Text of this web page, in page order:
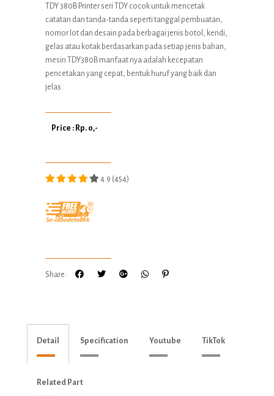
TDY 380B Printer seri TDY cocok untuk mencetak
catatan dan tanda-tanda seperti tanggal pembuatan,
nomor lot dan desain pada berbagai jenis botol, kendi,
gelas atau kotak berdasarkan pada setiap jenis bahan,
mesin TDY380B manfaat nya adalah kecepatan
pencetakan yang cepat, bentuk huruf yang baik dan
jelas.
Price : Rp. 0,-
4.9 (454)
Share :
Detail Specification Youtube TikTok
Related Part